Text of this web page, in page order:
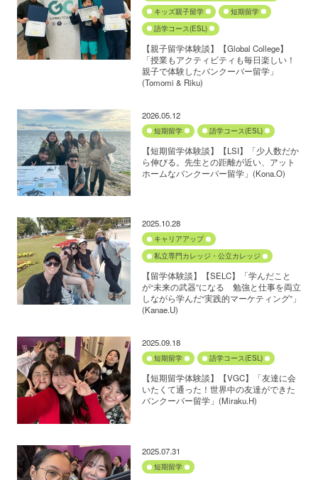
キッズ親子留学
短期留学
語学コース(ESL)
【親子留学体験談】【Global College】
「授業もアクティビティも毎日楽しい！
親子で体験したバンクーバー留学」
(Tomomi & Riku)
2026.05.12
短期留学 語学コース(ESL)
【短期留学体験談】【LSI】「少人数だか
ら伸びる。先生との距離が近い、アット
ホームなバンクーバー留学」(Kona.O)
2025.10.28
キャリアアップ
私立専門カレッジ・公立カレッジ
【留学体験談】【SELC】「学んだこと
が“未来の武器”になる 勉強と仕事を両立
しながら学んだ“実践的マーケティング”」
(Kanae.U)
2025.09.18
短期留学 語学コース(ESL)
【短期留学体験談】【VGC】「友達に会
いたくて通った！世界中の友達ができた
バンクーバー留学」(Miraku.H)
2025.07.31
短期留学